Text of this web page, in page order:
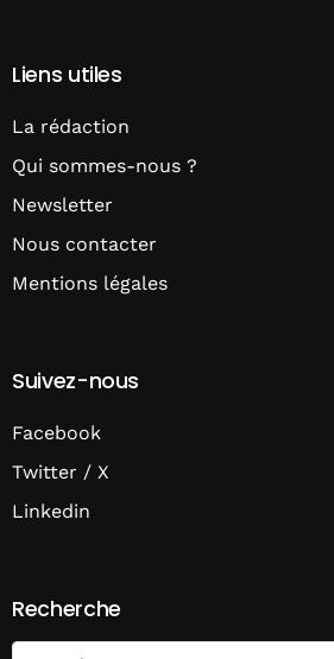
Liens utiles
La rédaction
Qui sommes-nous ?
Newsletter
Nous contacter
Mentions légales
Suivez-nous
Facebook
Twitter / X
Linkedin
Recherche
Search